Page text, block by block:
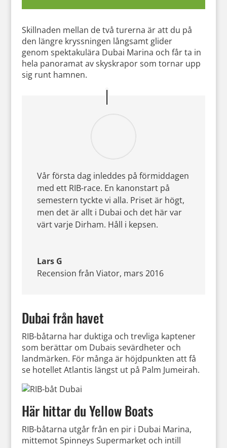
Skillnaden mellan de två turerna är att du på
den längre kryssningen långsamt glider
genom spektakulära Dubai Marina och får ta in
hela panoramat av skyskrapor som tornar upp
sig runt hamnen.
Vår första dag inleddes på förmiddagen
med ett RIB-race. En kanonstart på
semestern tyckte vi alla. Priset är högt,
men det är allt i Dubai och det här var
värt varje Dirham. Håll i kepsen.
Lars G
Recension från Viator, mars 2016
Dubai från havet
RIB-båtarna har duktiga och trevliga kaptener
som berättar om Dubais sevärdheter och
landmärken. För många är höjdpunkten att få
se hotellet Atlantis längst ut på Palm Jumeirah.
Här hittar du Yellow Boats
RIB-båtarna utgår från en pir i Dubai Marina,
mittemot Spinneys Supermarket och intill